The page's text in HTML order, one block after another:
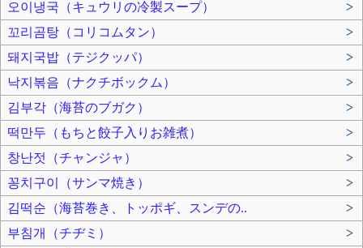
오이냉국（キュウリの冷製スープ）
>
꼬리곰탕（コリコムタン）
>
돼지국밥（テジクッパ）
>
낙지볶음（ナクチボックム）
>
김부각（海苔のブガク）
>
떡만두（もちと餃子入りお雑煮）
>
창난젓（チャンジャ）
>
꽁치구이（サンマ焼き）
>
김떡순（海苔巻き、トッポギ、スンデの..
>
부침개（チヂミ）
>